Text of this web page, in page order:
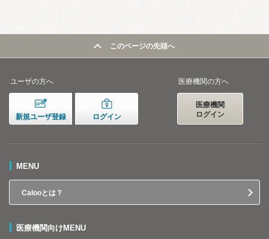
このページの先頭へ
ユーザの方へ
新規ユーザ登録 ログイン
医療機関の方へ
医療機関
ログイン
MENU
Calooとは？
医療機関向けMENU